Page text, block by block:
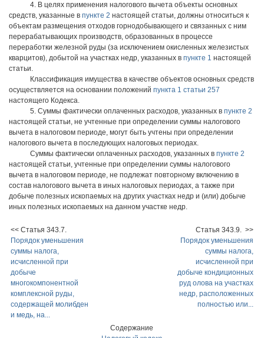
4. В целях применения налогового вычета объекты основных
средств, указанные в пункте 2 настоящей статьи, должны относиться к
объектам размещения отходов горнодобывающего и связанных с ним
перерабатывающих производств, образованных в процессе
переработки железной руды (за исключением окисленных железистых
кварцитов), добытой на участках недр, указанных в пункте 1 настоящей
статьи.
Классификация имущества в качестве объектов основных средств
осуществляется на основании положений пункта 1 статьи 257
настоящего Кодекса.
5. Суммы фактически оплаченных расходов, указанных в пункте 2
настоящей статьи, не учтенные при определении суммы налогового
вычета в налоговом периоде, могут быть учтены при определении
налогового вычета в последующих налоговых периодах.
Суммы фактически оплаченных расходов, указанных в пункте 2
настоящей статьи, учтенные при определении суммы налогового
вычета в налоговом периоде, не подлежат повторному включению в
состав налогового вычета в иных налоговых периодах, а также при
добыче полезных ископаемых на других участках недр и (или) добыче
иных полезных ископаемых на данном участке недр.
<< Статья 343.7.
Порядок уменьшения
суммы налога,
исчисленной при
добыче
многокомпонентной
комплексной руды,
содержащей молибден
и медь, на...
Статья 343.9. >>
Порядок уменьшения
суммы налога,
исчисленной при
добыче кондиционных
руд олова на участках
недр, расположенных
полностью или...
Содержание